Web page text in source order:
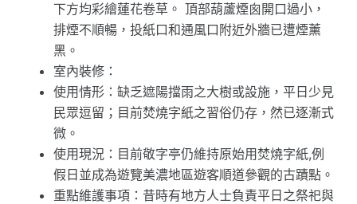
下方均彩繪蓮花卷草。 頂部葫蘆煙囪開口過小，
排煙不順暢，投紙口和通風口附近外牆已遭煙薰
黑。
室內裝修：
使用情形：缺乏遮陽擋雨之大樹或設施，平日少見
民眾逗留；目前焚燒字紙之習俗仍存，然已逐漸式
微。
使用現況：目前敬字亭仍維持原始用焚燒字紙,例
假日並成為遊覽美濃地區遊客順道參觀的古蹟點。
重點維護事項：昔時有地方人士負責平日之祭祀與